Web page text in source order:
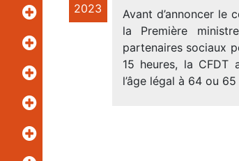
2023
Avant d’annoncer le
la Première
partenaires sociaux
15 heures, la
l’âge légal à 64 ou 65